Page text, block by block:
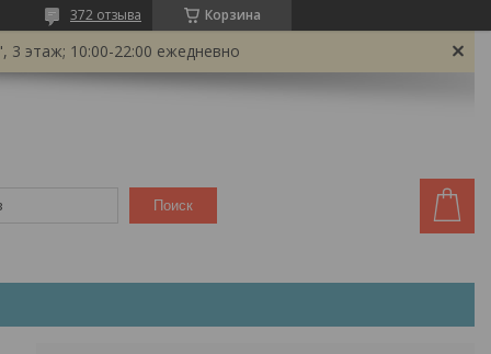
Корзина
372 отзыва
3 этаж; 10:00-22:00 ежедневно
Поиск